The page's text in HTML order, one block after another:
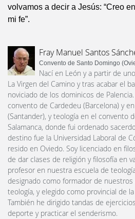
volvamos a decir a Jesús: “Creo
mi fe”.
Fray Manuel Santos
Convento de Santo Domingo
Nací en León y a partir de
La Virgen del Camino y tras acabar el
noviciado de los dominicos de
convento de Cardedeu (Barcelona) y
(Santander), y teología en el convento
Salamanca, donde fui ordenado
destino fue la Universidad Laboral de
resido en Oviedo. Soy licenciado en
de dar clases de religión y filosofía en
profesor en nuestra escuela de
designado como formador de
teología, y elegido como provincial de
También he dirigido tandas de
deporte y practicar el senderismo.